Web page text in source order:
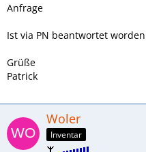
Anfrage
Ist via PN beantwortet
Grüße
Patrick
Woler
Inventar